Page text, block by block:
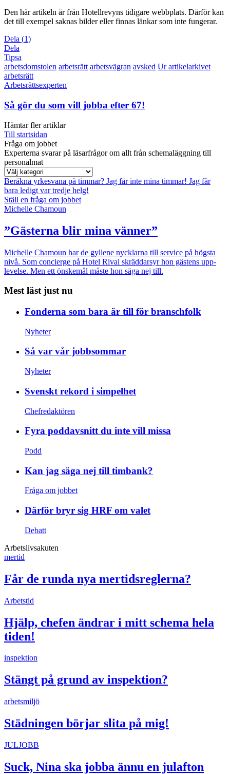
Den här artikeln är från Hotellrevyns tidigare webbplats. Därför kan
det till exempel saknas bilder eller finnas länkar som inte fungerar.
Dela (1)
Dela
Tipsa
arbetsdomstolen arbetsrätt arbetsvägran avsked Ur artikelarkivet
arbetsrätt
Arbetsrättsexperten
Så gör du som vill jobba efter 67!
Hämtar fler artiklar
Till startsidan
Fråga om jobbet
Experterna svarar på läsarfrågor om allt från schemaläggning till
personalmat
Beräkna yrkesvana på timmar? Jag får inte mina timmar! Jag får
bara ledigt var tredje helg!
Ställ en fråga om jobbet
Michelle Chamoun
”Gästerna blir mina vänner”
Michelle Chamoun har de gyllene nycklarna till service på högsta
nivå. Som concierge på Hotel Rival skräddarsyr hon gästens upp­
levelse. Men ett önskemål måste hon säga nej till.
Mest läst just nu
Fonderna som bara är till för branschfolk
Nyheter
Så var vår jobbsommar
Nyheter
Svenskt rekord i simpelhet
Chefredaktören
Fyra poddavsnitt du inte vill missa
Podd
Kan jag säga nej till timbank?
Fråga om jobbet
Därför bryr sig HRF om valet
Debatt
Arbetslivsakuten
mertid
Får de runda nya mertidsreglerna?
Arbetstid
Hjälp, chefen ändrar i mitt schema hela
tiden!
inspektion
Stängt på grund av inspektion?
arbetsmiljö
Städningen börjar slita på mig!
JULJOBB
Suck, Nina ska jobba ännu en julafton